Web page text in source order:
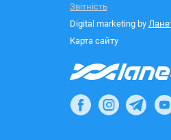
Звітність
Digital marketing by
Карта сайту